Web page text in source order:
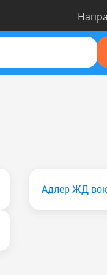
Адлер ЖД